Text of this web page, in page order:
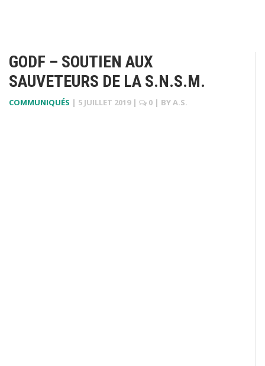
GODF – SOUTIEN AUX
SAUVETEURS DE LA S.N.S.M.
COMMUNIQUÉS | 5 JUILLET 2019 | 0 | BYA.S.